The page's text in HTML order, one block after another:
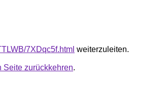
7XDqc5f.html weiterzuleiten.
Seite zurückkehren.